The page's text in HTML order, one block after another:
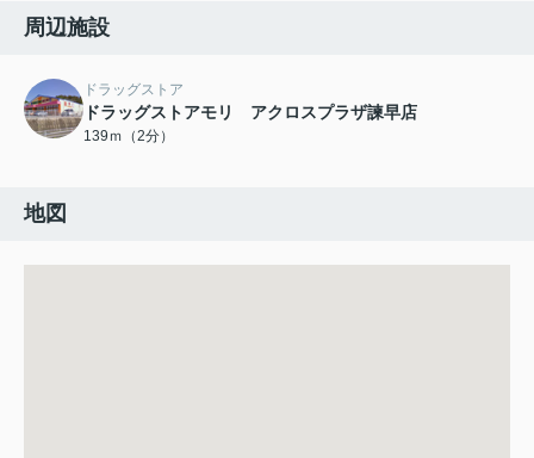
周辺施設
ドラッグストア
ドラッグストアモリ アクロスプラザ諫早店
139ｍ（2分）
地図